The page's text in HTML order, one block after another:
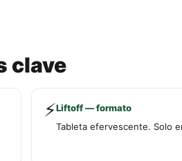
clave
⚡Liftoff — formato
Tableta efervescente. Solo